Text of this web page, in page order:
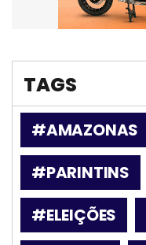
TAGS
#AMAZONAS
#PARINTINS
#ELEIÇÕES